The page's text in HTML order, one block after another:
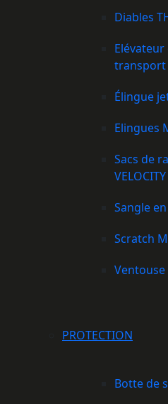
Diables
transport
Élingue
Elingues
Sacs de
VELOCITY
Sangle
Scratch
Ventouse
PROTECTION
Botte de